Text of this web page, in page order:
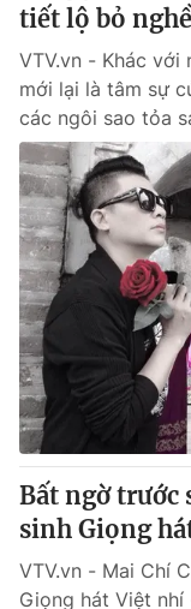
tiết lộ bỏ
VTV.vn - Khác với
mới lại là tâm sự
các ngôi sao tỏa
Bất ngờ trước
sinh Giọng
VTV.vn - Mai Chí
Giọng hát Việt